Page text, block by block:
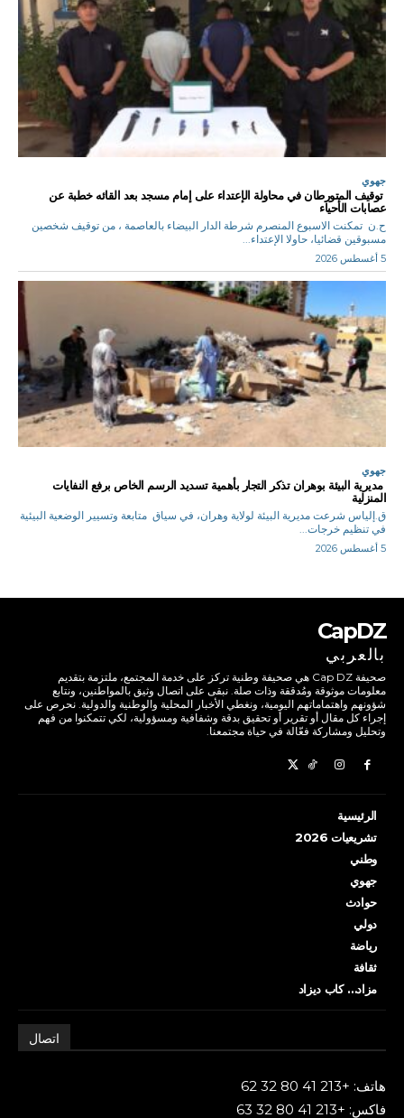
جهوي
توقيف المتورطان في محاولة الإعتداء على إمام مسجد بعد القائه خطبة عن
عصابات الأحياء
ح.ن تمكنت الاسبوع المنصرم شرطة الدار البيضاء بالعاصمة ، من توقيف شخصين
مسبوقين قضائيا، حاولا الإعتداء...
5 أغسطس 2026
جهوي
مديرية البيئة بوهران تذكر التجار بأهمية تسديد الرسم الخاص برفع النفايات
المنزلية
ق.إلياس شرعت مديرية البيئة لولاية وهران، في سياق متابعة وتسيير الوضعية البيئية
في تنظيم خرجات...
5 أغسطس 2026
CapDZ
بالعربي
صحيفة Cap DZ هي صحيفة وطنية تركز على خدمة المجتمع، ملتزمة بتقديم
معلومات موثوقة ومُدققة وذات صلة. نبقى على اتصال وثيق بالمواطنين، ونتابع
شؤونهم واهتماماتهم اليومية، ونغطي الأخبار المحلية والوطنية والدولية. نحرص على
إجراء كل مقال أو تقرير أو تحقيق بدقة وشفافية ومسؤولية، لكي تتمكنوا من فهم
وتحليل ومشاركة فعّالة في حياة مجتمعنا.
الرئيسية
تشريعيات 2026
وطني
جهوي
حوادث
دولي
رياضة
ثقافة
مزاد… كاب ديزاد
اتصال
هاتف: +213 41 80 32 62
فاكس: +213 41 80 32 63